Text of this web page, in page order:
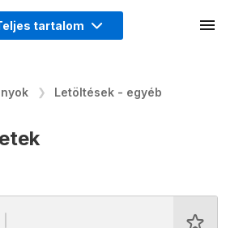
tartalom
Letöltések - egyéb